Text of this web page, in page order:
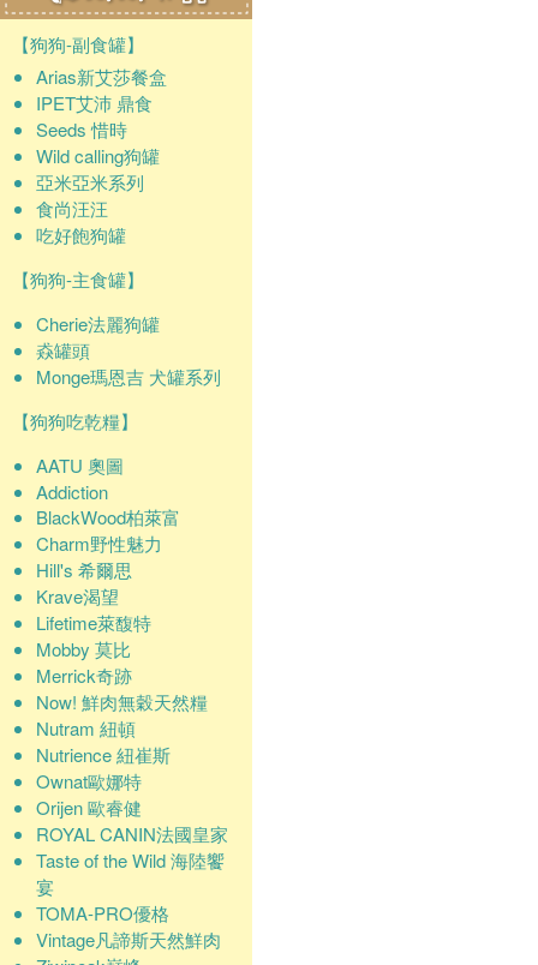
【狗狗-副食罐】
Arias新艾莎餐盒
IPET艾沛 鼎食
Seeds 惜時
Wild calling狗罐
亞米亞米系列
食尚汪汪
吃好飽狗罐
【狗狗-主食罐】
Cherie法麗狗罐
猋罐頭
Monge瑪恩吉 犬罐系列
【狗狗吃乾糧】
AATU 奧圖
Addiction
BlackWood柏萊富
Charm野性魅力
Hill's 希爾思
Krave渴望
Lifetime萊馥特
Mobby 莫比
Merrick奇跡
Now! 鮮肉無穀天然糧
Nutram 紐頓
Nutrience 紐崔斯
Ownat歐娜特
Orijen 歐睿健
ROYAL CANIN法國皇家
Taste of the Wild 海陸饗
宴
TOMA-PRO優格
Vintage凡諦斯天然鮮肉